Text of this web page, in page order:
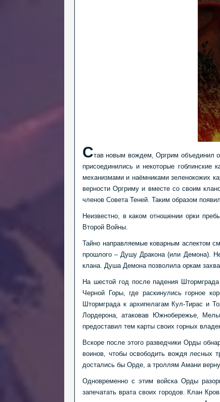
Став новым вождем, Оргрим объединил
присоединились и некоторые
механизмами и наёмниками зеленокожих
верности Оргриму и вместе со своим
членов Совета Теней. Таким образом
Неизвестно, в каком отношении орки
Второй Войны.
Тайно направляемые коварным аспектом
прошлого – Душу Дракона (или Демона).
клана. Душа Демона позволила оркам
На шестой год после падения
Черной Горы, где раскинулись горное
Штормграда к архипелагам Кул-Тирас и
Лордерона, атаковав Южнобережье,
предоставил тем карты своих горных
Вскоре после этого разведчики Орды
воинов, чтобы освободить вождя лесных
достались бы Орде, а троллям Амани
Одновременно с этим войска Орды
запечатать врата своих городов. Клан